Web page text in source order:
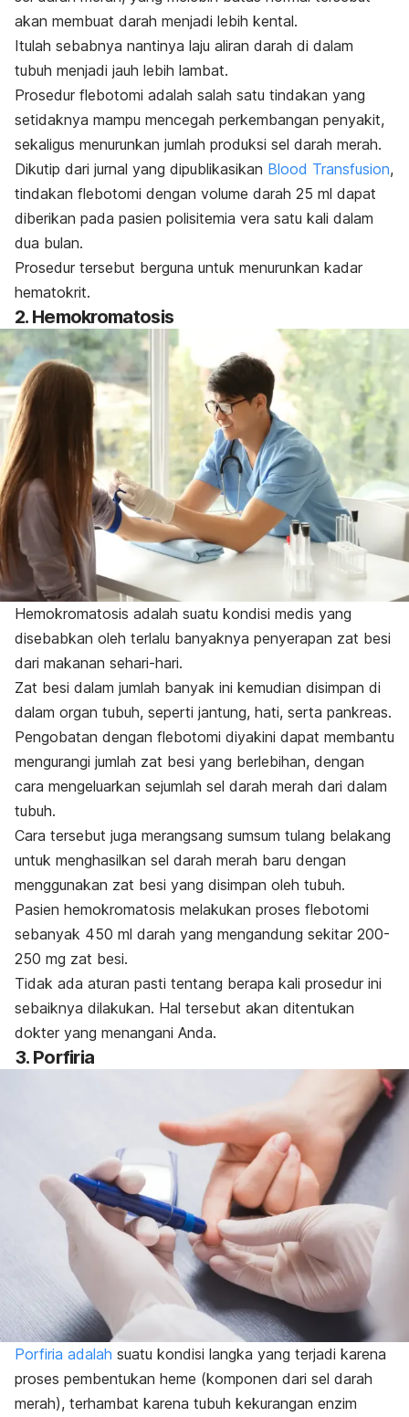
akan membuat darah menjadi lebih kental.
Itulah sebabnya nantinya laju aliran darah di dalam
tubuh menjadi jauh lebih lambat.
Prosedur flebotomi adalah salah satu tindakan yang
setidaknya mampu mencegah perkembangan penyakit,
sekaligus menurunkan jumlah produksi sel darah merah.
Dikutip dari jurnal yang dipublikasikan Blood Transfusion,
tindakan flebotomi dengan volume darah 25 ml dapat
diberikan pada pasien polisitemia vera satu kali dalam
dua bulan.
Prosedur tersebut berguna untuk menurunkan kadar
hematokrit.
2. Hemokromatosis
Hemokromatosis adalah suatu kondisi medis yang
disebabkan oleh terlalu banyaknya penyerapan zat besi
dari makanan sehari-hari.
Zat besi dalam jumlah banyak ini kemudian disimpan di
dalam organ tubuh, seperti jantung, hati, serta pankreas.
Pengobatan dengan flebotomi diyakini dapat membantu
mengurangi jumlah zat besi yang berlebihan, dengan
cara mengeluarkan sejumlah sel darah merah dari dalam
tubuh.
Cara tersebut juga merangsang sumsum tulang belakang
untuk menghasilkan sel darah merah baru dengan
menggunakan zat besi yang disimpan oleh tubuh.
Pasien hemokromatosis melakukan proses flebotomi
sebanyak 450 ml darah yang mengandung sekitar 200-
250 mg zat besi.
Tidak ada aturan pasti tentang berapa kali prosedur ini
sebaiknya dilakukan. Hal tersebut akan ditentukan
dokter yang menangani Anda.
3. Porfiria
Porfiria adalah suatu kondisi langka yang terjadi karena
proses pembentukan heme (komponen dari sel darah
merah), terhambat karena tubuh kekurangan enzim